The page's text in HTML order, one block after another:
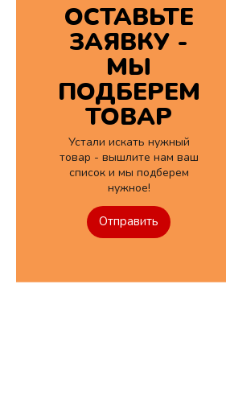
ОСТАВЬТЕ
ЗАЯВКУ -
МЫ
ПОДБЕРЕМ
ТОВАР
Устали искать нужный
товар - вышлите нам ваш
список и мы подберем
нужное!
Отправить